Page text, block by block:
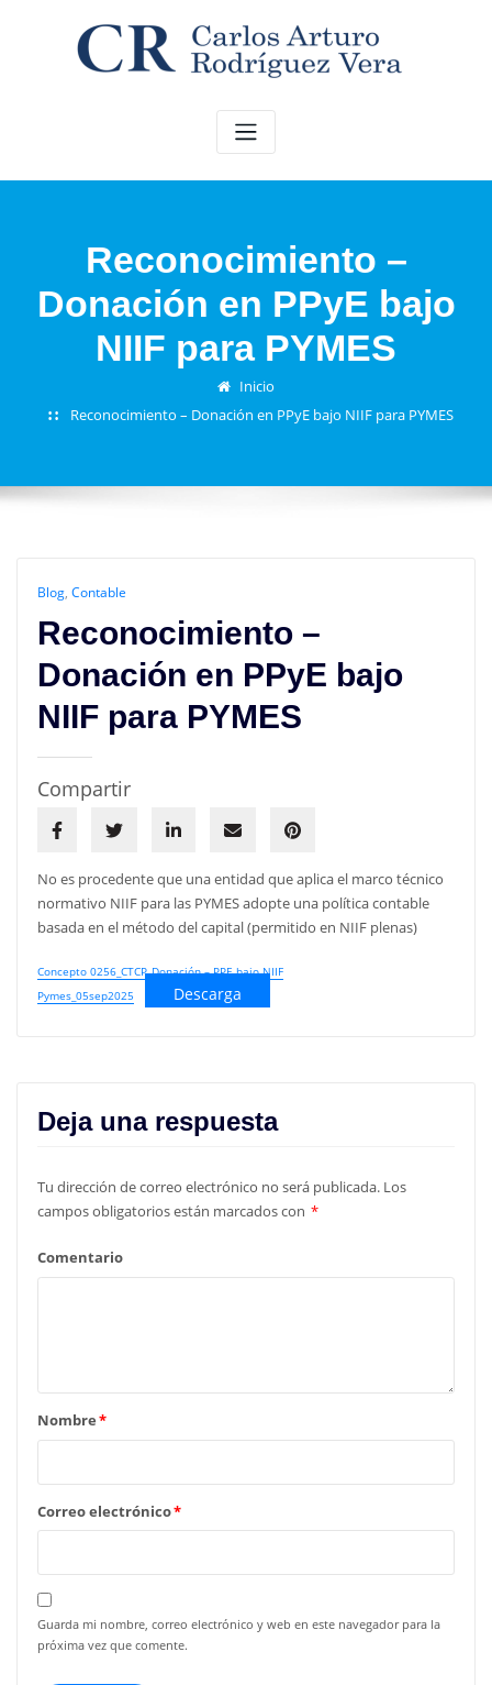
Reconocimiento –
Donación en PPyE bajo
NIIF para PYMES
Inicio
Reconocimiento – Donación en PPyE bajo NIIF para PYMES
Blog, Contable
Reconocimiento –
Donación en PPyE bajo
NIIF para PYMES
Compartir
No es procedente que una entidad que aplica el marco técnico
normativo NIIF para las PYMES adopte una política contable
basada en el método del capital (permitido en NIIF plenas)
Concepto 0256_CTCP_Donación – PPE bajo NIIF
Pymes_05sep2025
Descarga
Deja una respuesta
Tu dirección de correo electrónico no será publicada. Los
campos obligatorios están marcados con *
Comentario
Nombre*
Correo electrónico*
Guarda mi nombre, correo electrónico y web en este navegador para la
próxima vez que comente.